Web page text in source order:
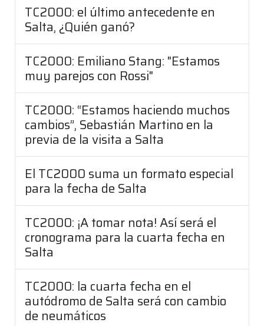
TC2000: el último antecedente en
Salta, ¿Quién ganó?
TC2000: Emiliano Stang: "Estamos
muy parejos con Rossi"
TC2000: “Estamos haciendo muchos
cambios”, Sebastián Martino en la
previa de la visita a Salta
El TC2000 suma un formato especial
para la fecha de Salta
TC2000: ¡A tomar nota! Así será el
cronograma para la cuarta fecha en
Salta
TC2000: la cuarta fecha en el
autódromo de Salta será con cambio
de neumáticos